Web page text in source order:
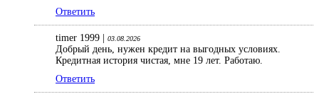
Ответить
timer 1999 | 03.08.2026
Добрый день, нужен кредит на выгодных условиях.
Кредитная история чистая, мне 19 лет. Работаю.
Ответить